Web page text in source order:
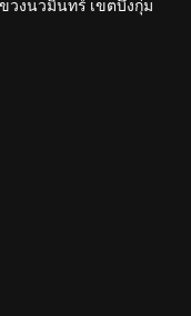
วงนวมินทร์ เขตบึงกุ่ม